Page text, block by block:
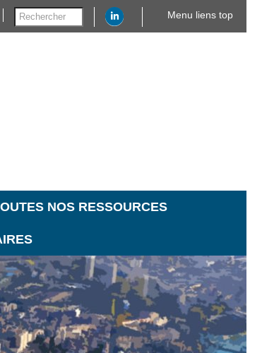
Menu liens top
NOS RESSOURCES